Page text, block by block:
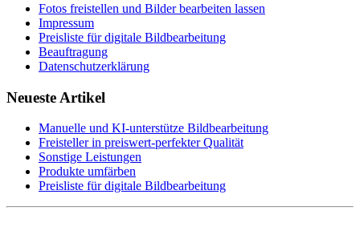
Fotos freistellen und Bilder bearbeiten lassen
Impressum
Preisliste für digitale Bildbearbeitung
Beauftragung
Datenschutzerklärung
Neueste Artikel
Manuelle und KI-unterstütze Bildbearbeitung
Freisteller in preiswert-perfekter Qualität
Sonstige Leistungen
Produkte umfärben
Preisliste für digitale Bildbearbeitung